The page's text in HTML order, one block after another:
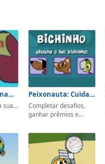
Gruta do Peixonauta
sua...
Peixonauta: Cuidar de Animais
Completar desafios,
ganhar prêmios e...